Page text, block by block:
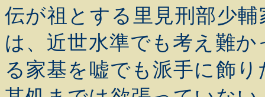
伝が祖とする里見刑部少
は、近世水準でも考え難
る家基を嘘でも派手に飾